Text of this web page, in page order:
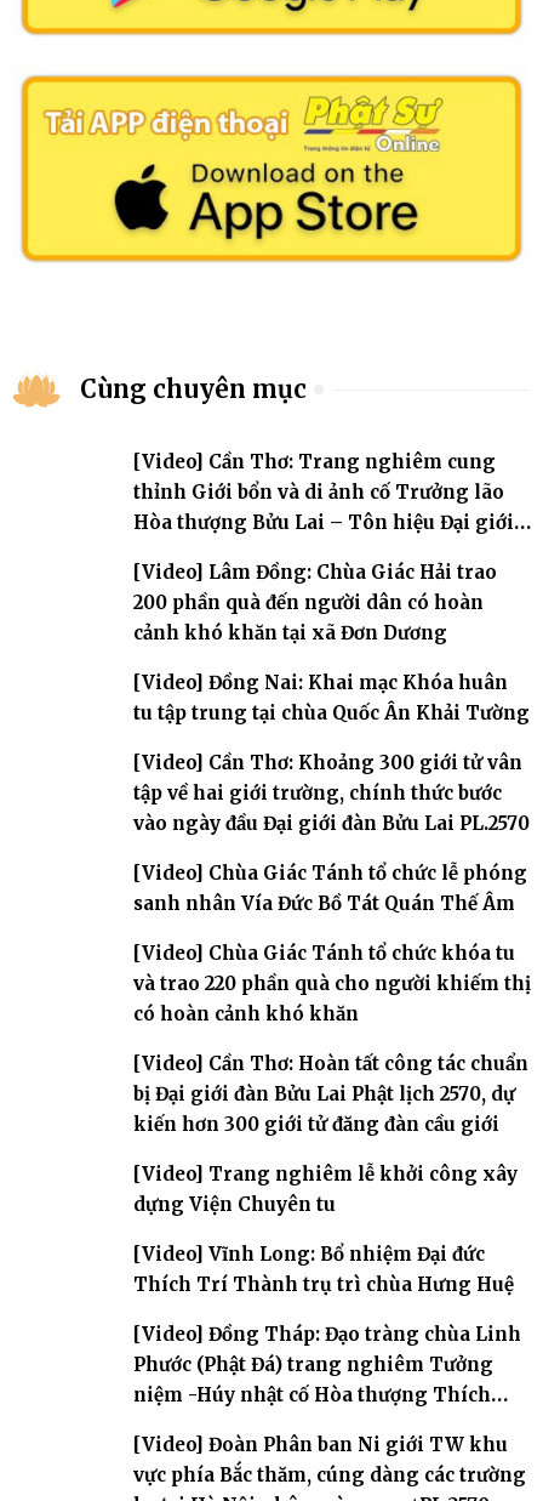
Cùng chuyên mục
[Video] Cần Thơ: Trang nghiêm cung
thỉnh Giới bổn và di ảnh cố Trưởng lão
Hòa thượng Bửu Lai – Tôn hiệu Đại giới
[Video] Lâm Đồng: Chùa Giác Hải trao
200 phần quà đến người dân có hoàn
cảnh khó khăn tại xã Đơn Dương
[Video] Đồng Nai: Khai mạc Khóa huân
tu tập trung tại chùa Quốc Ân Khải Tường
[Video] Cần Thơ: Khoảng 300 giới tử vân
tập về hai giới trường, chính thức bước
vào ngày đầu Đại giới đàn Bửu Lai PL.2570
[Video] Chùa Giác Tánh tổ chức lễ phóng
sanh nhân Vía Đức Bồ Tát Quán Thế Âm
[Video] Chùa Giác Tánh tổ chức khóa tu
và trao 220 phần quà cho người khiếm thị
có hoàn cảnh khó khăn
[Video] Cần Thơ: Hoàn tất công tác chuẩn
bị Đại giới đàn Bửu Lai Phật lịch 2570, dự
kiến hơn 300 giới tử đăng đàn cầu giới
[Video] Trang nghiêm lễ khởi công xây
dựng Viện Chuyên tu
[Video] Vĩnh Long: Bổ nhiệm Đại đức
Thích Trí Thành trụ trì chùa Hưng Huệ
[Video] Đồng Tháp: Đạo tràng chùa Linh
Phước (Phật Đá) trang nghiêm Tưởng
niệm -Húy nhật cố Hòa thượng Thích
[Video] Đoàn Phân ban Ni giới TW khu
vực phía Bắc thăm, cúng dàng các trường